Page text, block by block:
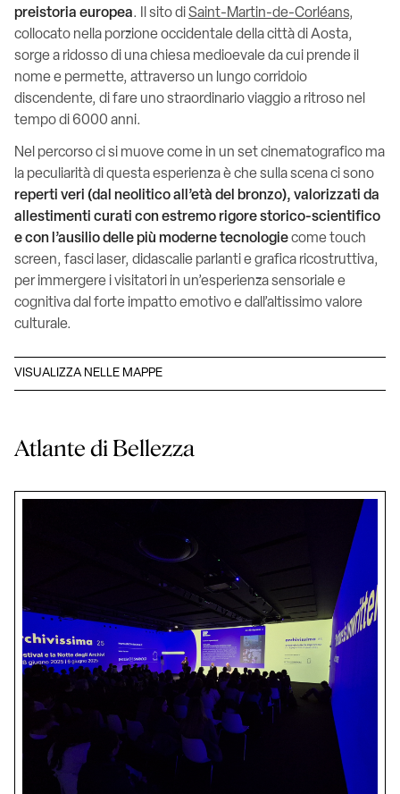
preistoria europea. Il sito diSaint-Martin-de-Corléans,
collocato nella porzione occidentale della città di Aosta,
sorge a ridosso di una chiesa medioevale da cui prende il
nome e permette, attraverso un lungo corridoio
discendente, di fare unostraordinario viaggio a ritroso nel
tempo di 6000 anni.
Nel percorso ci si muove come in un set cinematografico ma
la peculiarità di questa esperienza è che sulla scena ci sono
reperti veri (dal neolitico all’età del bronzo), valorizzati da
allestimenti curati con estremo rigore storico-scientifico
e con l’ausilio delle più moderne tecnologiecome touch
screen, fasci laser, didascalie parlanti e grafica ricostruttiva,
per immergere i visitatori in un’esperienza sensoriale e
cognitiva dal forte impatto emotivo e dall’altissimo valore
culturale.
VISUALIZZA NELLE MAPPE
Atlante di Bellezza